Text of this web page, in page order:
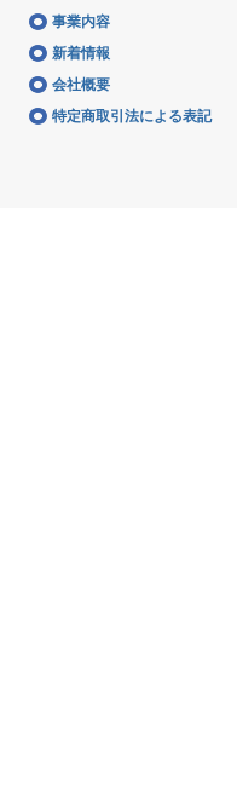
事業内容
新着情報
会社概要
特定商取引法による表記